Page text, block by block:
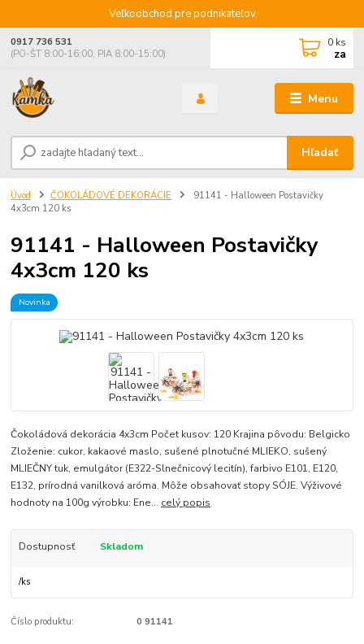
Veľkoobchod pre podnikateľov
Menu
Hľadať
0917 736 531
(PO-ŠT 8:00-16:00, PIA 8:00-15:00)
0 ks
za
Úvod ČOKOLÁDOVÉ DEKORÁCIE
91141 - Halloween Postavičky
4x3cm 120 ks
91141 - Halloween Postavičky
4x3cm 120 ks
Novinka
Čokoládová dekorácia 4x3cm Počet kusov: 120 Krajina pôvodu: Belgicko
Zloženie: cukor, kakaové maslo, sušené plnotučné MLIEKO, sušený
MLIEČNY tuk, emulgátor (E322-Slnečnicový lecitín), farbivo E101, E120,
E132, prírodná vanilková aróma. Môže obsahovať stopy SÓJE. Výživové
hodnoty na 100g výrobku: Ene... celý popis
Dostupnosť Skladom
/ks
Číslo produktu: 0 91141